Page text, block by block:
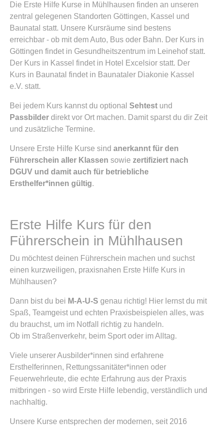
Die Erste Hilfe Kurse in Mühlhausen finden an unseren
zentral gelegenen Standorten Göttingen, Kassel und
Baunatal statt. Unsere Kursräume sind bestens
erreichbar - ob mit dem Auto, Bus oder Bahn. Der Kurs in
Göttingen findet in Gesundheitszentrum im Leinehof statt.
Der Kurs in Kassel findet in Hotel Excelsior statt. Der
Kurs in Baunatal findet in Baunataler Diakonie Kassel
e.V. statt.
Bei jedem Kurs kannst du optional Sehtest und
Passbilder direkt vor Ort machen. Damit sparst du dir Zeit
und zusätzliche Termine.
Unsere Erste Hilfe Kurse sind anerkannt für den
Führerschein aller Klassen sowie zertifiziert nach
DGUV und damit auch für betriebliche
Ersthelfer*innen gültig.
Erste Hilfe Kurs für den
Führerschein in Mühlhausen
Du möchtest deinen Führerschein machen und suchst
einen kurzweiligen, praxisnahen Erste Hilfe Kurs in
Mühlhausen?
Dann bist du bei M-A-U-S genau richtig! Hier lernst du mit
Spaß, Teamgeist und echten Praxisbeispielen alles, was
du brauchst, um im Notfall richtig zu handeln.
Ob im Straßenverkehr, beim Sport oder im Alltag.
Viele unserer Ausbilder*innen sind erfahrene
Ersthelferinnen, Rettungssanitäter*innen oder
Feuerwehrleute, die echte Erfahrung aus der Praxis
mitbringen - so wird Erste Hilfe lebendig, verständlich und
nachhaltig.
Unsere Kurse entsprechen der modernen, seit 2016